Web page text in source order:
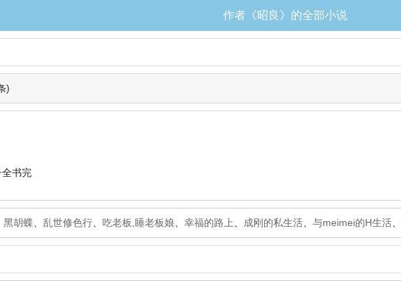
作者《昭良》的全部小说
)
书完
黑胡蝶 乱世修色行 吃老板,睡老板娘 幸福的路上 成刚的私生活 与meimei的H生活